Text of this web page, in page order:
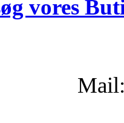
vores